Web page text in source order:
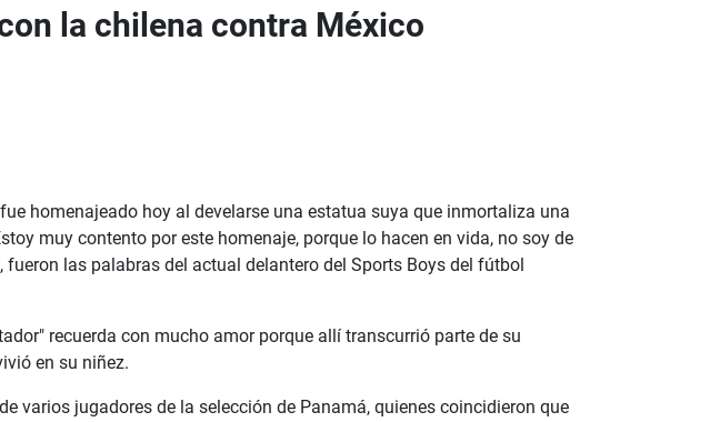
la chilena contra México
homenajeado hoy al develarse una estatua suya que inmortaliza una
muy contento por este homenaje, porque lo hacen en vida, no soy de
las palabras del actual delantero del Sports Boys del fútbol
recuerda con mucho amor porque allí transcurrió parte de su
en su niñez.
varios jugadores de la selección de Panamá, quienes coincidieron que